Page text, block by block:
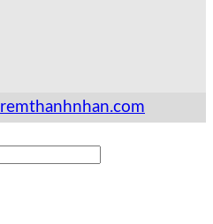
remthanhnhan.com